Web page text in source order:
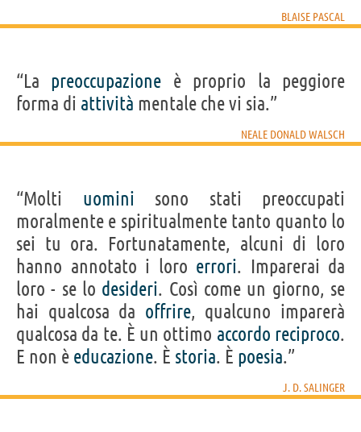
BLAISE PASCAL
“La preoccupazione è proprio la peggiore
forma di attività mentale che vi sia.”
NEALE DONALD WALSCH
“Molti uomini sono stati preoccupati
moralmente e spiritualmente tanto quanto lo
sei tu ora. Fortunatamente, alcuni di loro
hanno annotato i loro errori. Imparerai da
loro - se lo desideri. Così come un giorno, se
hai qualcosa da offrire, qualcuno imparerà
qualcosa da te. È un ottimo accordo reciproco.
E non è educazione. È storia. È poesia.”
J. D. SALINGER